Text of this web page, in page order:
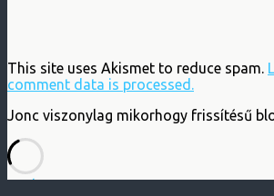
This site uses Akismet to reduce spam.
comment data is processed.
Jonc viszonylag mikorhogy frissítésű
Back to top